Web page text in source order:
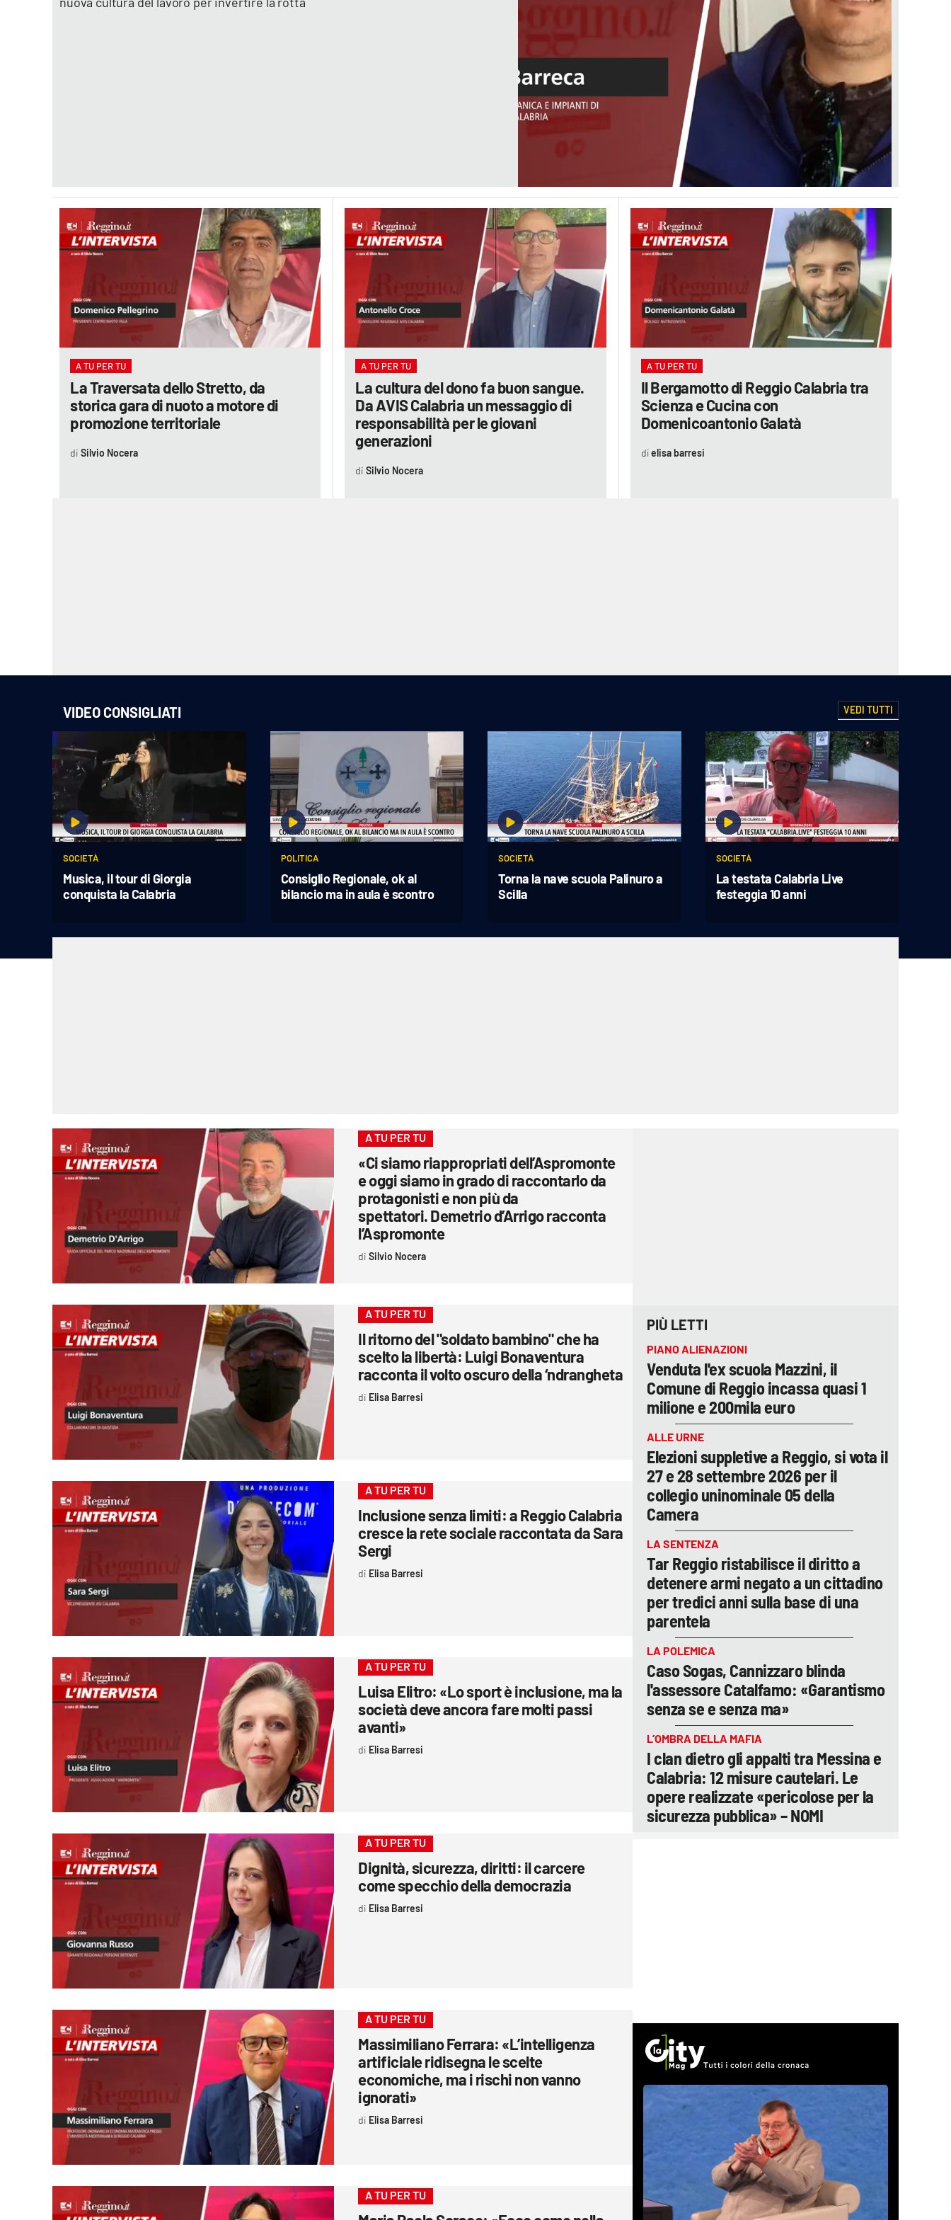
Vai
A TU PER TU
La Traversata dello Stretto, da
storica gara di nuoto a motore di
promozione territoriale
Silvio Nocera
A TU PER TU
La cultura del dono fa buon sangue.
Da AVIS Calabria un messaggio di
responsabilità per le giovani
generazioni
Silvio Nocera
A TU PER TU
Il Bergamotto di Reggio Calabria tra
Scienza e Cucina con
Domenicoantonio Galatà
elisa barresi
VIDEO CONSIGLIATI VEDI TUTTI
SOCIETÀ
Musica, il tour di Giorgia
conquista la Calabria
POLITICA
Consiglio Regionale, ok al
bilancio ma in aula è scontro
SOCIETÀ
Torna la nave scuola Palinuro a
Scilla
SOCIETÀ
La testata Calabria Live
festeggia 10 anni
A TU PER TU
«Ci siamo riappropriati dell’Aspromonte
e oggi siamo in grado di raccontarlo da
protagonisti e non più da
spettatori. Demetrio d’Arrigo racconta
l’Aspromonte
Silvio Nocera
A TU PER TU
Il ritorno del "soldato bambino" che ha
scelto la libertà: Luigi Bonaventura
racconta il volto oscuro della ‘ndrangheta
Elisa Barresi
A TU PER TU
Inclusione senza limiti: a Reggio Calabria
cresce la rete sociale raccontata da Sara
Sergi
Elisa Barresi
A TU PER TU
Luisa Elitro: «Lo sport è inclusione, ma la
società deve ancora fare molti passi
avanti»
Elisa Barresi
A TU PER TU
Dignità, sicurezza, diritti: il carcere
come specchio della democrazia
Elisa Barresi
A TU PER TU
Massimiliano Ferrara: «L’intelligenza
artificiale ridisegna le scelte
economiche, ma i rischi non vanno
ignorati»
Elisa Barresi
A TU PER TU
PIÙ LETTI
PIANO ALIENAZIONI
Venduta l'ex scuola Mazzini, il
Comune di Reggio incassa quasi 1
milione e 200mila euro
ALLE URNE
Elezioni suppletive a Reggio, si vota il
27 e 28 settembre 2026 per il
collegio uninominale 05 della
Camera
LA SENTENZA
Tar Reggio ristabilisce il diritto a
detenere armi negato a un cittadino
per tredici anni sulla base di una
parentela
LA POLEMICA
Caso Sogas, Cannizzaro blinda
l'assessore Catalfamo: «Garantismo
senza se e senza ma»
L’OMBRA DELLA MAFIA
I clan dietro gli appalti tra Messina e
Calabria: 12 misure cautelari. Le
opere realizzate «pericolose per la
sicurezza pubblica» – NOMI